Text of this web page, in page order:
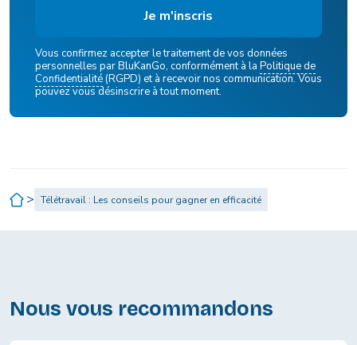
Vous confirmez accepter le traitement de vos données
personnelles par BluKanGo, conformément à la Politique de
Confidentialité(RGPD) et à recevoir nos communication. Vous
pouvez vous désinscrire à tout moment.
> Télétravail : Les conseils pour gagner en efficacité
Nous vous recommandons